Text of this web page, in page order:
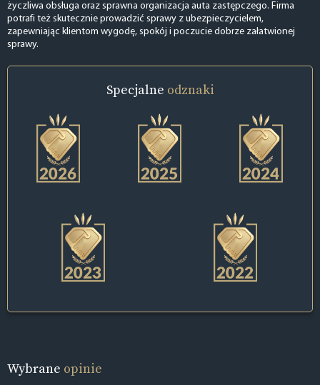
życzliwa obsługa oraz sprawna organizacja auta zastępczego. Firma
potrafi też skutecznie prowadzić sprawy z ubezpieczycielem,
zapewniając klientom wygodę, spokój i poczucie dobrze załatwionej
sprawy.
Specjalne odznaki
Wybrane opinie